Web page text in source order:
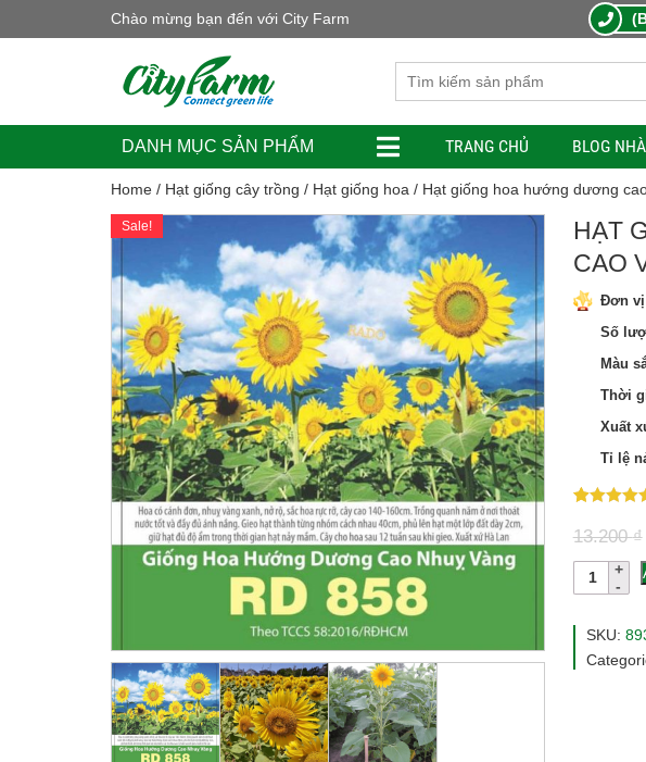
Chào mừng bạn đến với City Farm
DANH MỤC SẢN PHẨM TRANG CHỦ BLOG
Home / Hạt giống cây trồng / Hạt giống hoa / Hạt giống hoa hướng dương
Sale!
HẠT
CAO
Đơn
Số
Màu
Thời
Xuất
Tỉ lệ
out of 5
customer
ratings
13.200₫
Hạt
hướng
cao
SKU: